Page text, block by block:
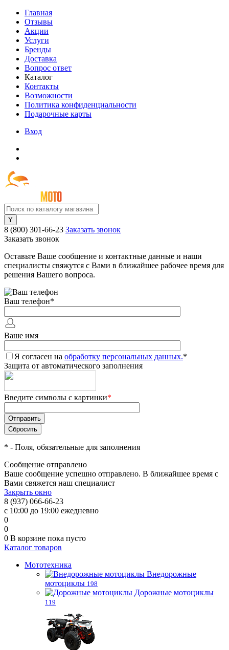
Главная
Отзывы
Акции
Услуги
Бренды
Доставка
Вопрос ответ
Каталог
Контакты
Возможности
Политика конфиденциальности
Подарочные карты
Вход
8 (800) 301-66-23 Заказать звонок
Заказать звонок
Оставьте Ваше сообщение и контактные данные и наши
специалисты свяжутся с Вами в ближайшее рабочее время для
решения Вашего вопроса.
Ваш телефон*
Ваше имя
Я согласен на обработку персональных данных.*
Защита от автоматического заполнения
Введите символы с картинки*
* - Поля, обязательные для заполнения
Сообщение отправлено
Ваше сообщение успешно отправлено. В ближайшее время с
Вами свяжется наш специалист
Закрыть окно
8 (937) 066-66-23
с 10:00 до 19:00 ежедневно
0
0
0 В корзине пока пусто
Каталог товаров
Мототехника
Внедорожные
мотоциклы 198
Дорожные мотоциклы
119